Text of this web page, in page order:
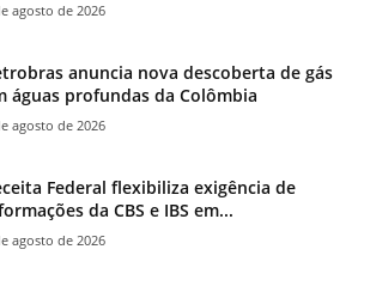
agosto de 2026
anuncia nova descoberta de gás
águas profundas da Colômbia
agosto de 2026
Federal flexibiliza exigência de
da CBS e IBS em...
agosto de 2026